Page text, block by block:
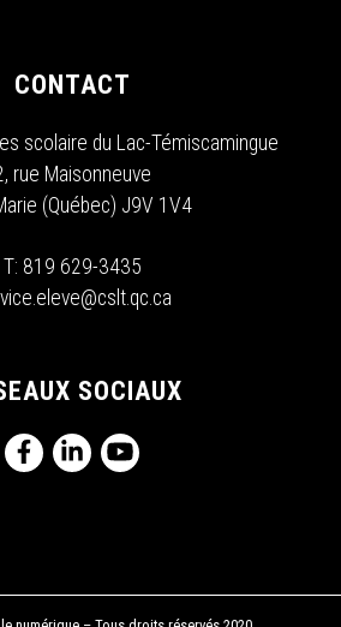
CONTACT
scolaire du Lac-Témiscamingue
rue Maisonneuve
(Québec) J9V 1V4
T: 819 629-3435
SOCIAUX